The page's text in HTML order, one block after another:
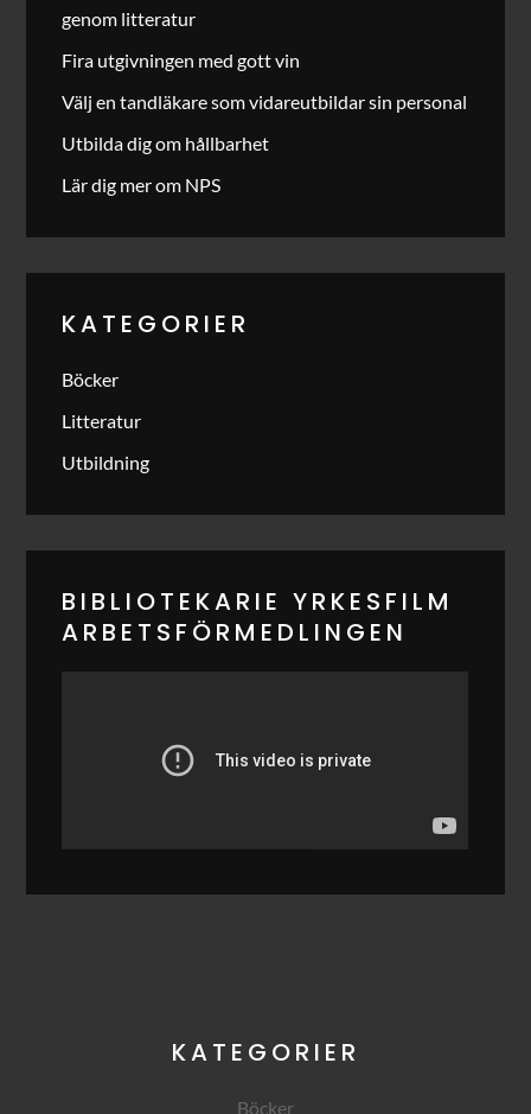
genom litteratur
Fira utgivningen med gott vin
Välj en tandläkare som vidareutbildar sin personal
Utbilda dig om hållbarhet
Lär dig mer om NPS
KATEGORIER
Böcker
Litteratur
Utbildning
BIBLIOTEKARIE YRKESFILM
ARBETSFÖRMEDLINGEN
KATEGORIER
Böcker